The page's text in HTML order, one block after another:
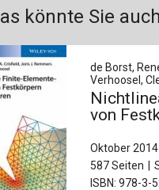
könnte Sie
de Borst,
Verhoosel,
von
Oktober 2014
587 Seiten
ISBN: 978-3-